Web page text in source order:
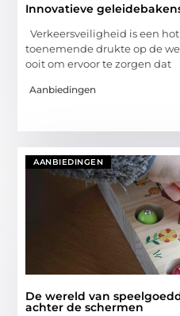
Innovatieve
Verkeersveiligheid is een
toenemende drukte op de
ooit om ervoor te zorgen dat
Aanbiedingen
AANBIEDINGEN
De wereld van
achter de schermen